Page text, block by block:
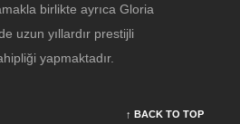
birlikte ayrıca Gloria
uzun yıllardır prestijli
yapmaktadır.
↑ BACK TO TOP